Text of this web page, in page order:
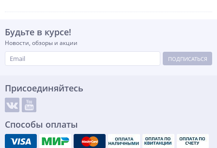
Будьте в курсе!
Новости, обзоры и акции
ПОДПИСАТЬСЯ
Присоединяйтесь
Способы оплаты